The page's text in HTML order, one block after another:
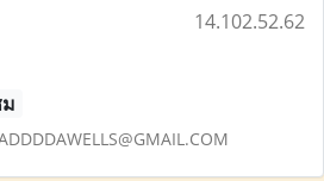
14.102.52.62